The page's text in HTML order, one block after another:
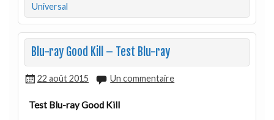
Universal
Blu-ray Good Kill – Test Blu-ray
22 août 2015 Un commentaire
Test Blu-ray Good Kill